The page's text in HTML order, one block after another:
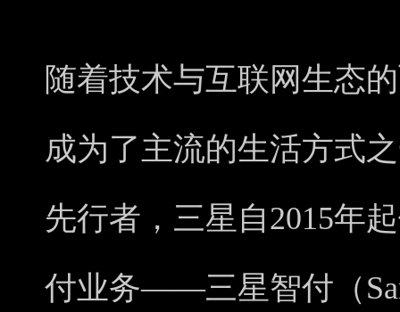
随着技术与互联网生态
成为了主流的生活方式
先行者，三星自2015年
付业务——三星智付（